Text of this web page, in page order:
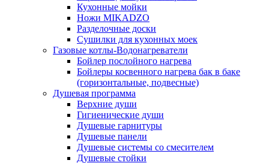
Кухонные мойки
Ножи MIKADZO
Разделочные доски
Сушилки для кухонных моек
Газовые котлы-Водонагреватели
Бойлер послойного нагрева
Бойлеры косвенного нагрева бак в баке
(горизонтальные, подвесные)
Душевая программа
Верхние души
Гигиенические души
Душевые гарнитуры
Душевые панели
Душевые системы со смесителем
Душевые стойки